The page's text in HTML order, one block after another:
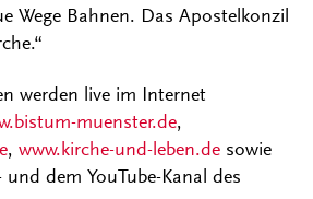
Wege Bahnen. Das Apostelkonzil
werden live im Internet
muenster.de,
, www.kirche-und-leben.de sowie
dem YouTube-Kanal des